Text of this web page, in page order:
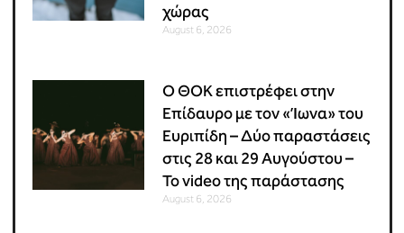
χώρας
August 6, 2026
Ο ΘΟΚ επιστρέφει στην
Επίδαυρο με τον «Ίωνα» του
Ευριπίδη – Δύο παραστάσεις
στις 28 και 29 Αυγούστου –
Το video της παράστασης
August 6, 2026